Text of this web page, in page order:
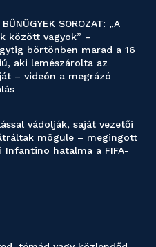
BŰNÜGYEK SOROZAT: „A
között vagyok” –
börtönben marad a 16
aki lemészárolta az
– videón a megrázó
vádolják, saját vezetői
mögüle – megingott
Infantino hatalma a FIFA-